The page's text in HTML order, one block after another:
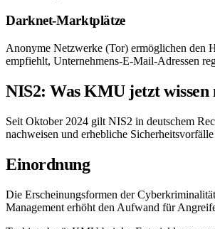
Darknet-Marktplätze
Anonyme Netzwerke (Tor) ermöglichen den
empfiehlt, Unternehmens-E-Mail-Adressen
NIS2: Was KMU jetzt wissen
Seit Oktober 2024 gilt NIS2 in deutschem
nachweisen und erhebliche
Einordnung
Die Erscheinungsformen der
Management erhöht den Aufwand für